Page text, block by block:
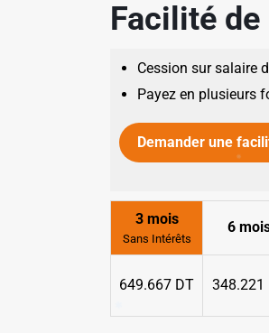
Facilité
Cession sur salaire
Payez en plusieurs
Demander une
3 mois
Sans Intérêts
6
649.667 DT 348.221